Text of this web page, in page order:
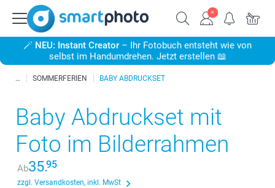
🪄 NEU: Instant Creator – Ihr Fotobuch entsteht wie von
selbst im Handumdrehen. Jetzt erstellen 📖
SOMMERFERIEN BABY ABDRUCKSET
Baby Abdruckset mit
Foto im Bilderrahmen
Ab35.95
zzgl. Versandkosten, inkl. MwSt